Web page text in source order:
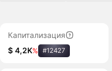
Капитализация
$ 4,2K% #12427